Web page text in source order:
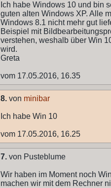
Ich habe Windows 10 und bin
guten alten Windows XP. Alle
Windows 8.1 nicht mehr gut
Beispiel mit
verstehen, weshalb über Win
wird.
Greta
vom 17.05.2016, 16.35
8. von minibar
Ich habe Win 10
vom 17.05.2016, 16.25
7. von Pusteblume
Wir haben im Moment noch
machen wir mit dem Rechner